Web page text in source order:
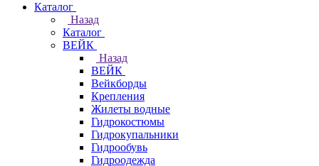
Каталог
Назад
Каталог
ВЕЙК
Назад
ВЕЙК
Вейкборды
Крепления
Жилеты водные
Гидрокостюмы
Гидрокупальники
Гидрообувь
Гидроодежда